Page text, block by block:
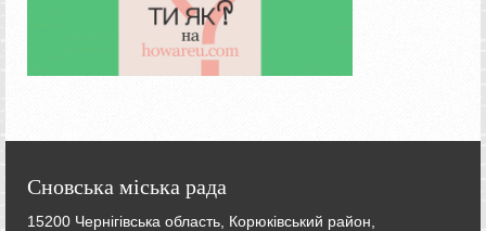
Сновська міська рада
15200 Чернігівська область, Корюківський район,